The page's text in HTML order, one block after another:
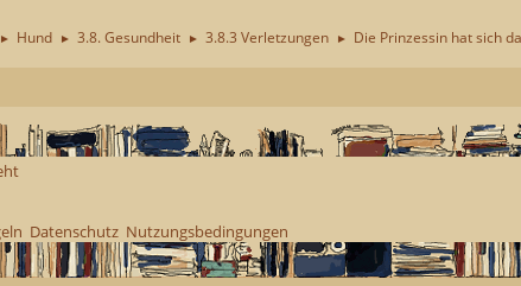
► Hund ► 3.8. Gesundheit ► 3.8.3 Verletzungen ► Die Prinzessin hat sich
Datenschutz Nutzungsbedingungen